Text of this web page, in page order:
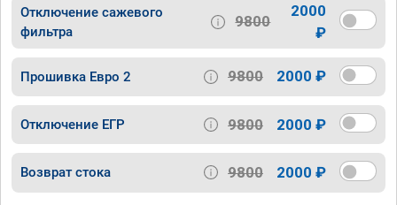
Отключение сажевого
фильтра
9800
2000
₽
Прошивка Евро 2 9800 2000 ₽
Отключение ЕГР 9800 2000 ₽
Возврат стока 9800 2000 ₽